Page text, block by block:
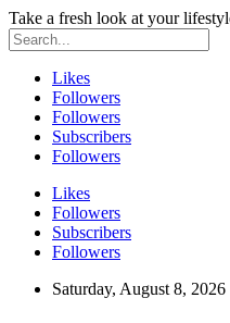
Take a fresh look at your
Likes
Followers
Followers
Subscribers
Followers
Likes
Followers
Subscribers
Followers
Saturday, August 8, 2026